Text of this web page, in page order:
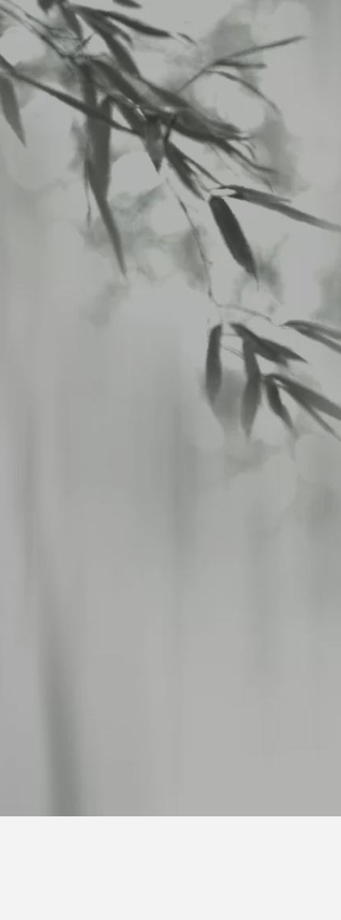
2026/01/19から01/24のランチメニュー